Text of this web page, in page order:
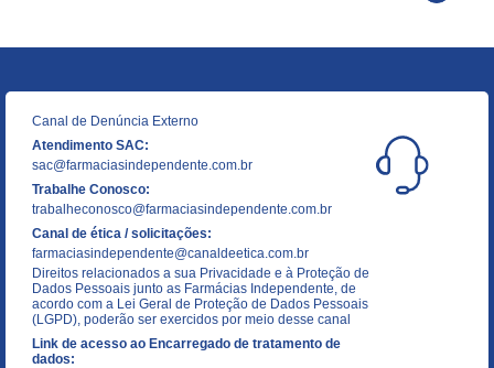
Canal de Denúncia Externo
Atendimento SAC:
sac@farmaciasindependente.com.br
Trabalhe Conosco:
trabalheconosco@farmaciasindependente.com.br
Canal de ética / solicitações:
farmaciasindependente@canaldeetica.com.br
Direitos relacionados a sua Privacidade e à Proteção de
Dados Pessoais junto as Farmácias Independente, de
acordo com a Lei Geral de Proteção de Dados Pessoais
(LGPD), poderão ser exercidos por meio desse canal
Link de acesso ao Encarregado de tratamento de
dados: